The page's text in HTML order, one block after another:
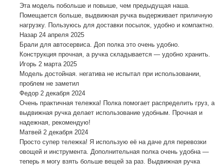
Эта модель побольше и повыше, чем предыдущая наша.
Помещается больше, выдвижная ручка выдерживает приличную
нагрузку. Пользуюсь для доставки посылок, удобно и компактно.
Назар 24 апреля 2025
Брали для автосервиса. Доп полка это очень удобно.
Конструкция прочная, а ручка складывается — удобно хранить.
Игорь 2 марта 2025
Модель достойная. негатива не испытал при использовании,
проблем не заметил
Федор 2 декабря 2024
Очень практичная тележка! Полка помогает распределить груз, а
выдвижная ручка делает использование удобным. Прочная и
надежная, рекомендую!
Матвей 2 декабря 2024
Просто супер тележка! Я использую её на даче для перевозки
овощей и инструмента. Дополнительная полка очень удобна —
теперь я могу взять больше вещей за раз. Выдвижная ручка